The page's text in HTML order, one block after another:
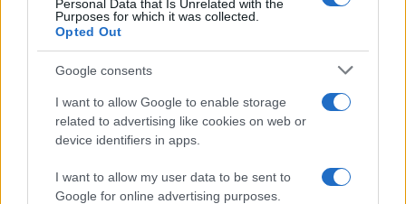
Personal Data that Is Unrelated with the
Purposes for which it was collected.
Opted Out
Google consents
I want to allow Google to enable storage
related to advertising like cookies on web or
device identifiers in apps.
I want to allow my user data to be sent to
Google for online advertising purposes.